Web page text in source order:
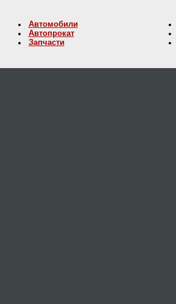
Автомобили
Автопрокат
Запчасти